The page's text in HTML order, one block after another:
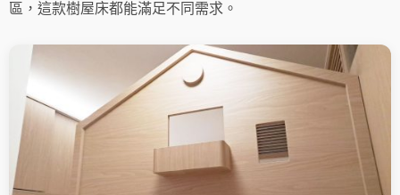
區，這款樹屋床都能滿足不同需求。